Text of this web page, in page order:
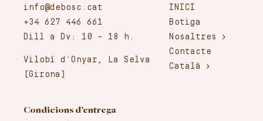
INICI
Botiga
Nosaltres
Contacte
Català
info@debosc.cat
+34 627 446 661
Dill a Dv: 10 – 18 h.
Vilobí d’Onyar, La Selva
(Girona)
Condicions d’entrega